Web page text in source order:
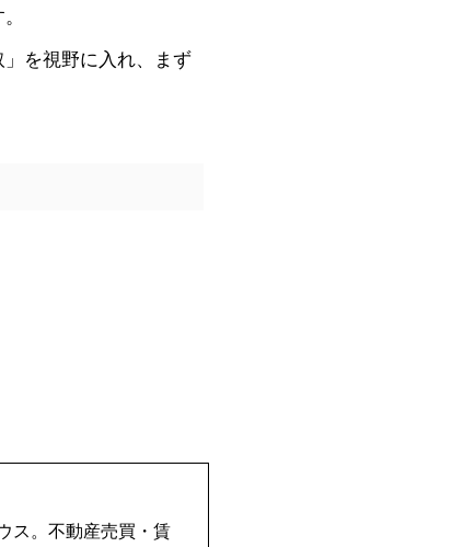
を視野に入れ、まず
ス。不動産売買・賃